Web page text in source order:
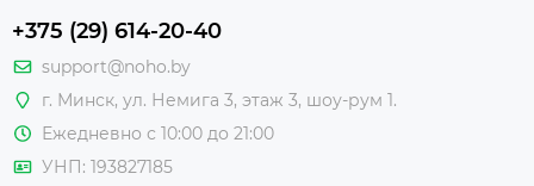
+375 (29) 614-20-40
support@noho.by
г. Минск, ул. Немига 3, этаж 3, шоу-рум 1.
Ежедневно с 10:00 до 21:00
УНП: 193827185